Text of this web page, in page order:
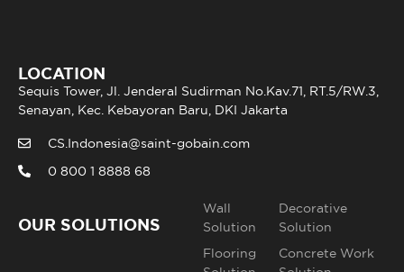
LOCATION
Sequis Tower, Jl. Jenderal Sudirman No.Kav.71, RT.5/RW.3,
Senayan, Kec. Kebayoran Baru, DKI Jakarta
CS.Indonesia@saint-gobain.com
0 800 1 8888 68
OUR SOLUTIONS
Wall
Solution
Flooring
Decorative
Solution
Concrete Work